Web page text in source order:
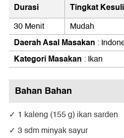
Durasi Tingkat
30 Menit Mudah
Daerah Asal Masakan :
Kategori Masakan : Ikan
Bahan Bahan
1 kaleng (155 g) ikan sarden
3 sdm minyak sayur